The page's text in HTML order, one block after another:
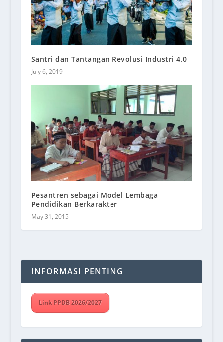
Santri dan Tantangan Revolusi Industri 4.0
July 6, 2019
Pesantren sebagai Model Lembaga
Pendidikan Berkarakter
May 31, 2015
INFORMASI PENTING
Link PPDB 2026/2027